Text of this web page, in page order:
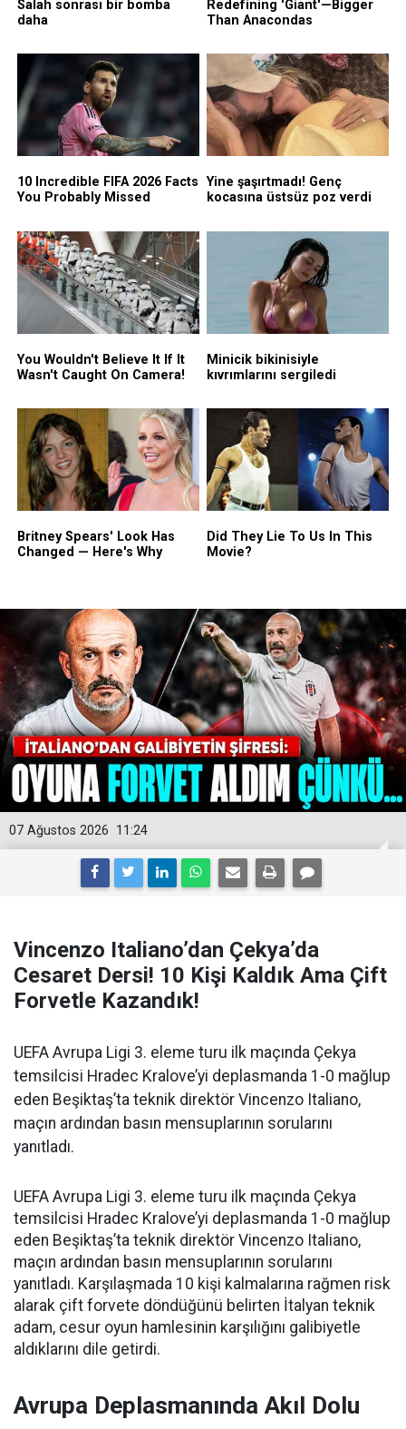
11:24
07 Ağustos 2026
Vincenzo Italiano’dan Çekya’da
Cesaret Dersi! 10 Kişi Kaldık Ama Çift
Forvetle Kazandık!
UEFA Avrupa Ligi 3. eleme turu ilk maçında Çekya
temsilcisi Hradec Kralove’yi deplasmanda 1-0 mağlup
eden Beşiktaş’ta teknik direktör Vincenzo Italiano,
maçın ardından basın mensuplarının sorularını
yanıtladı.
UEFA Avrupa Ligi 3. eleme turu ilk maçında Çekya
temsilcisi Hradec Kralove’yi deplasmanda 1-0 mağlup
eden Beşiktaş’ta teknik direktör Vincenzo Italiano,
maçın ardından basın mensuplarının sorularını
yanıtladı. Karşılaşmada 10 kişi kalmalarına rağmen risk
alarak çift forvete döndüğünü belirten İtalyan teknik
adam, cesur oyun hamlesinin karşılığını galibiyetle
aldıklarını dile getirdi.
Avrupa Deplasmanında Akıl Dolu